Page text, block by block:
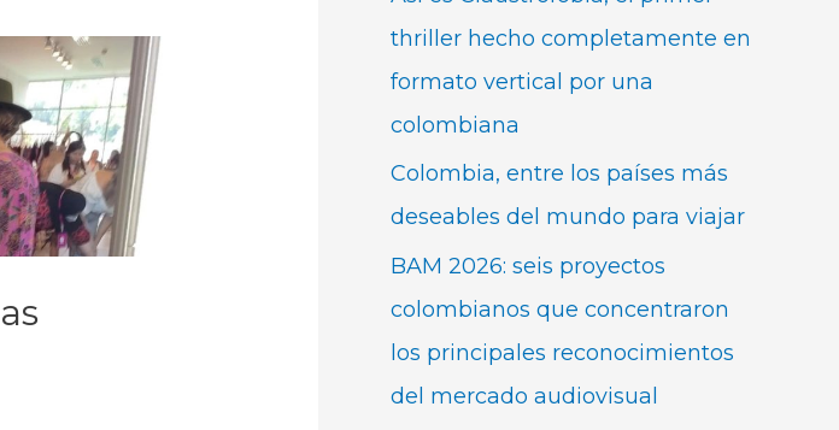
thriller hecho completamente en
formato vertical por una
colombiana
Colombia, entre los países más
deseables del mundo para viajar
BAM 2026: seis proyectos
colombianos que concentraron
los principales reconocimientos
del mercado audiovisual